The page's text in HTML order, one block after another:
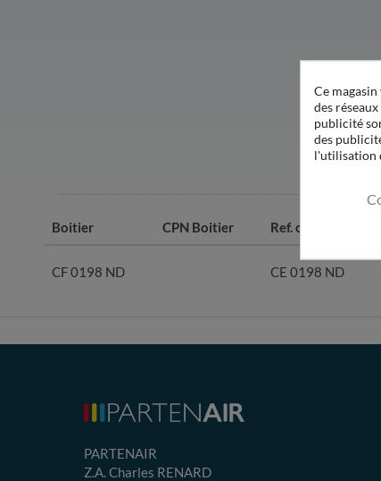
Boitier CPN Boitier Ref. origine
CF 0198 ND CE 0198 ND
PARTENAIR
Z.A. Charles RENARD
Ce
des
publicité
des
l'utilisation